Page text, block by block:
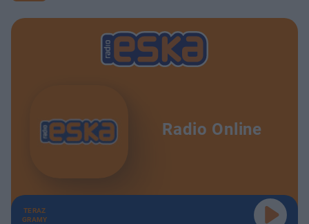
Radio Online
TERAZ
GRAMY